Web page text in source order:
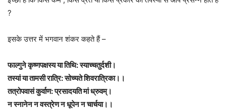
?
इसके उत्तर में भगवान शंकर कहते हैं –
फाल्गुने कृष्णपक्षस्य या तिथि: स्याच्चतुर्दशी।
तस्यां या तामसी रात्रि: सोच्यते शिवरात्रिका।।
तत्रोपवासं कुर्वाण: प्रसादयति मां ध्रुवम्।
न स्नानेन न वस्त्रेण न धूपेन न चार्चया।।